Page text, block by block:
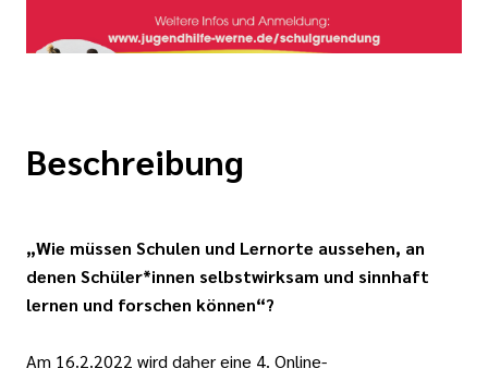
Beschreibung
„Wie müssen Schulen und Lernorte aussehen, an
denen Schüler*innen selbstwirksam und sinnhaft
lernen und forschen können“?
Am 16.2.2022 wird daher eine 4. Online-